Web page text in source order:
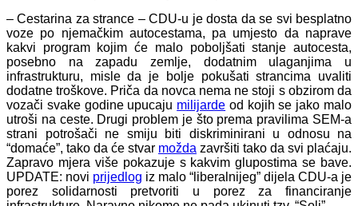
– Cestarina za strance – CDU-u je dosta da se svi besplatno
voze po njemačkim autocestama, pa umjesto da naprave
kakvi program kojim će malo poboljšati stanje autocesta,
posebno na zapadu zemlje, dodatnim ulaganjima u
infrastrukturu, misle da je bolje pokušati strancima uvaliti
dodatne troškove. Priča da novca nema ne stoji s obzirom da
vozači svake godine upucaju milijarde od kojih se jako malo
utroši na ceste. Drugi problem je što prema pravilima SEM-a
strani potrošači ne smiju biti diskriminirani u odnosu na
“domaće”, tako da će stvar možda završiti tako da svi plaćaju.
Zapravo mjera više pokazuje s kakvim glupostima se bave.
UPDATE: novi prijedlog iz malo “liberalnijeg” dijela CDU-a je
porez solidarnosti pretvoriti u porez za financiranje